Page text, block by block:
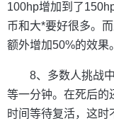
100hp增加到了
币和大*要好很多。
额外增加50%的效果。
8、多数人挑战
等一分钟。在死后的
时间等待复活，这时